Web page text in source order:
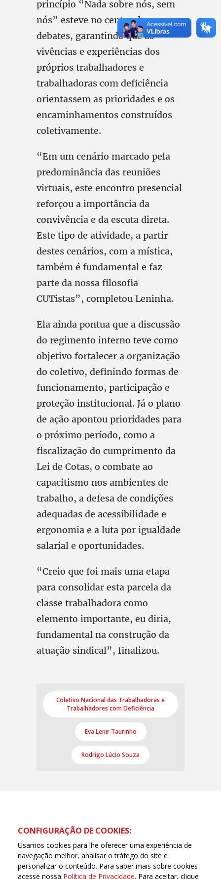
princípio “Nada sobre nós, sem
nós” esteve no centro dos
debates, garantindo que as
vivências e experiências dos
próprios trabalhadores e
trabalhadoras com deficiência
orientassem as prioridades e os
encaminhamentos construídos
coletivamente.
“Em um cenário marcado pela
predominância das reuniões
virtuais, este encontro presencial
reforçou a importância da
convivência e da escuta direta.
Este tipo de atividade, a partir
destes cenários, com a mística,
também é fundamental e faz
parte da nossa filosofia
CUTistas”, completou Leninha.
Ela ainda pontua que a discussão
do regimento interno teve como
objetivo fortalecer a organização
do coletivo, definindo formas de
funcionamento, participação e
proteção institucional. Já o plano
de ação apontou prioridades para
o próximo período, como a
fiscalização do cumprimento da
Lei de Cotas, o combate ao
capacitismo nos ambientes de
trabalho, a defesa de condições
adequadas de acessibilidade e
ergonomia e a luta por igualdade
salarial e oportunidades.
“Creio que foi mais uma etapa
para consolidar esta parcela da
classe trabalhadora como
elemento importante, eu diria,
fundamental na construção da
atuação sindical”, finalizou.
Coletivo Nacional das Trabalhadoras e
Trabalhadores com Deficiência
Eva Lenir Taurinho
Rodrigo Lúcio Souza
CONFIGURAÇÃO DE COOKIES:
Usamos cookies para lhe oferecer uma experiência de
navegação melhor, analisar o tráfego do site e
personalizar o conteúdo. Para saber mais sobre cookies
acesse nossa Política de Privacidade. Para aceitar, clique